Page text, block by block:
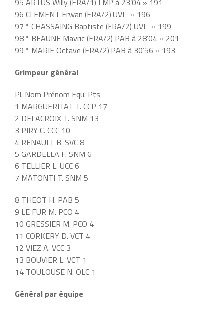
95 ARTUS Willy (FRA/1) LMP à 23’04 » 191
96 CLEMENT Erwan (FRA/2) UVL » 196
97 * CHASSAING Baptiste (FRA/2) UVL » 199
98 * BEAUNE Mavric (FRA/2) PAB à 28’04 » 201
99 * MARIE Octave (FRA/2) PAB à 30’56 » 193
Grimpeur général
Pl. Nom Prénom Equ. Pts
1 MARGUERITAT T. CCP 17
2 DELACROIX T. SNM 13
3 PIRY C. CCC 10
4 RENAULT B. SVC 8
5 GARDELLA F. SNM 6
6 TELLIER L. UCC 6
7 MATONTI T. SNM 5
8 THEOT H. PAB 5
9 LE FUR M. PCO 4
10 GRESSIER M. PCO 4
11 CORKERY D. VCT 4
12 VIEZ A. VCC 3
13 BOUVIER L. VCT 1
14 TOULOUSE N. OLC 1
Général par équipe